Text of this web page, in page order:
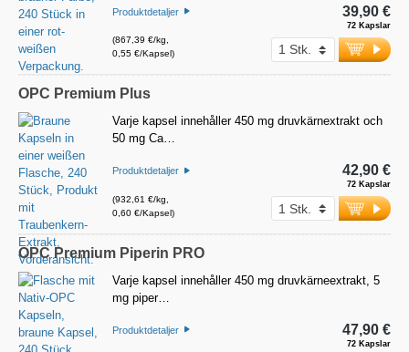
Produktdetaljer
(867,39 €/kg,
0,55 €/Kapsel)
72 Kapslar
39,90 €
OPC Premium Plus
Varje kapsel innehåller 450 mg druvkärnextrakt och
50 mg Ca…
Produktdetaljer
(932,61 €/kg,
0,60 €/Kapsel)
72 Kapslar
42,90 €
OPC Premium Piperin PRO
Varje kapsel innehåller 450 mg druvkärneextrakt, 5
mg piper…
Produktdetaljer
72 Kapslar
47,90 €